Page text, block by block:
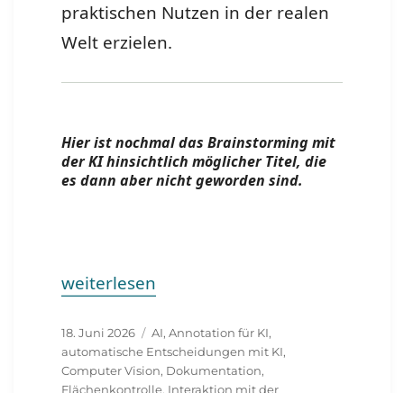
praktischen Nutzen in der realen
Welt erzielen.
Hier ist nochmal das Brainstorming mit
der KI hinsichtlich möglicher Titel, die
es dann aber nicht geworden sind.
„KI sieht mehr: Von Bildern und Videos
weiterlesen
Veröffentlicht
am
18. Juni 2026 Schlagwörter
AI,Annotation für KI,
automatische Entscheidungen mit KI,
Computer Vision, Dokumentation,
Flächenkontrolle, Interaktion mit der